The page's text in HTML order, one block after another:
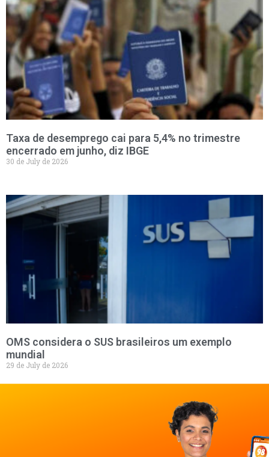
Taxa de desemprego cai para 5,4% no trimestre
encerrado em junho, diz IBGE
30 de July de 2026
OMS considera o SUS brasileiros um exemplo
mundial
29 de July de 2026